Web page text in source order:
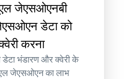
जेएसओएनबी
डेटा को
करना
भंडारण और क्वेरी के
जेएसओएन का लाभ